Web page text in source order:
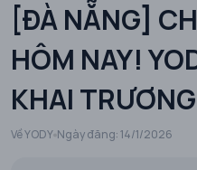
[ĐÀ NẴNG]
HÔM NAY!
KHAI TRƯƠNG
Về YODY Ngày đăng:14/1/2026